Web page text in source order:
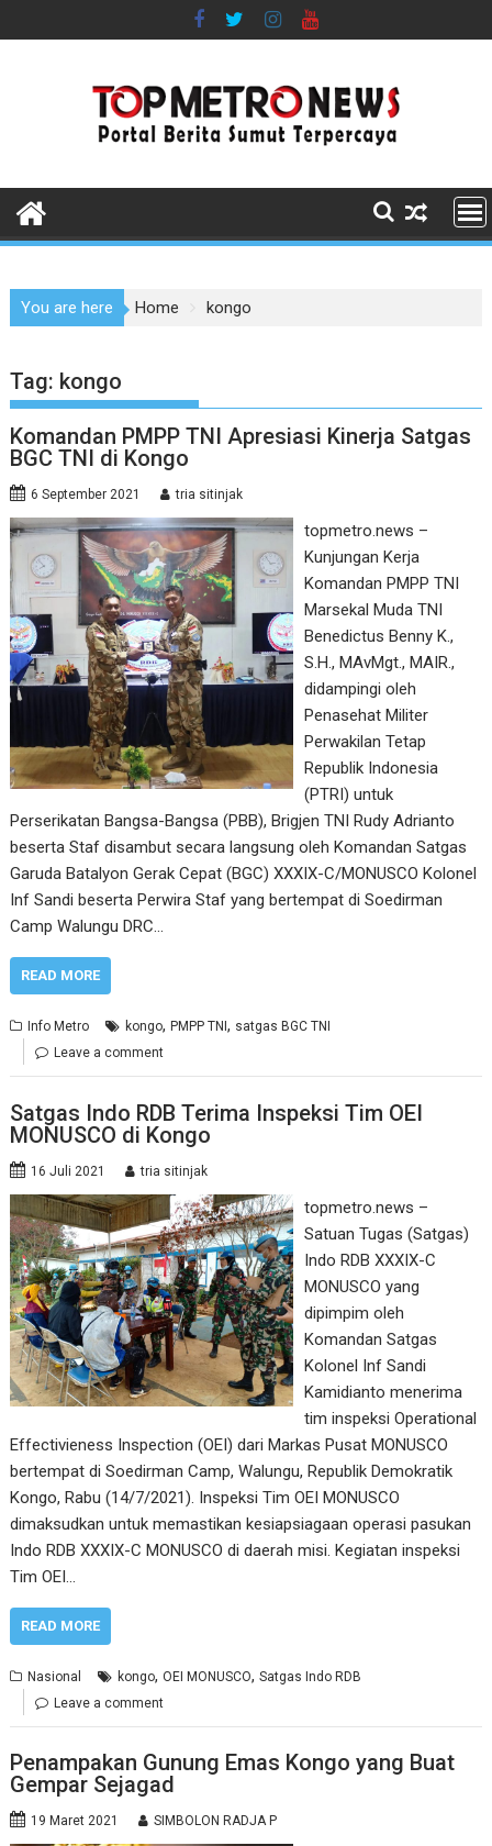
to
You are here Home kongo
Tag: kongo
Komandan PMPP TNI Apresiasi Kinerja Satgas
BGC TNI di Kongo
6 September 2021 tria sitinjak
topmetro.news –
Kunjungan Kerja
Komandan PMPP TNI
Marsekal Muda TNI
Benedictus Benny K.,
S.H., MAvMgt., MAIR.,
didampingi oleh
Penasehat Militer
Perwakilan Tetap
Republik Indonesia
(PTRI) untuk
Perserikatan Bangsa-Bangsa (PBB), Brigjen TNI Rudy Adrianto
beserta Staf disambut secara langsung oleh Komandan Satgas
Garuda Batalyon Gerak Cepat (BGC) XXXIX-C/MONUSCO Kolonel
Inf Sandi beserta Perwira Staf yang bertempat di Soedirman
Camp Walungu DRC…
READ MORE
Info Metro kongo,PMPP TNI, satgas BGC TNI
Leave a comment
Satgas Indo RDB Terima Inspeksi Tim OEI
MONUSCO di Kongo
16 Juli 2021 tria sitinjak
topmetro.news –
Satuan Tugas (Satgas)
Indo RDB XXXIX-C
MONUSCO yang
dipimpim oleh
Komandan Satgas
Kolonel Inf Sandi
Kamidianto menerima
tim inspeksi Operational
Effectivieness Inspection (OEI) dari Markas Pusat MONUSCO
bertempat di Soedirman Camp, Walungu, Republik Demokratik
Kongo, Rabu (14/7/2021). Inspeksi Tim OEI MONUSCO
dimaksudkan untuk memastikan kesiapsiagaan operasi pasukan
Indo RDB XXXIX-C MONUSCO di daerah misi. Kegiatan inspeksi
Tim OEI…
READ MORE
Nasional kongo,OEI MONUSCO,Satgas Indo RDB
Leave a comment
Penampakan Gunung Emas Kongo yang Buat
Gempar Sejagad
19 Maret 2021 SIMBOLON RADJA P